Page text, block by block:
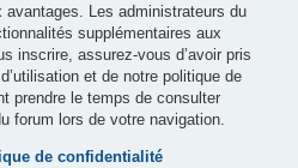
Les administrateurs du
supplémentaires aux
inscrire, assurez-vous d’avoir pris
et de notre politique de
prendre le temps de consulter
forum lors de votre navigation.
de confidentialité